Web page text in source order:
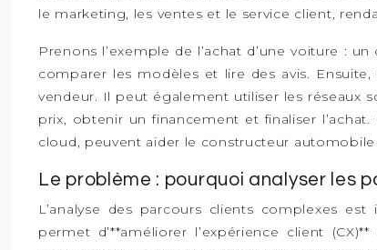
le marketing, les ventes et le service client,
Prenons l’exemple de l’achat d’une voiture :
comparer les modèles et lire des avis.
vendeur. Il peut également utiliser les réseaux
prix, obtenir un financement et finaliser
cloud, peuvent aider le constructeur
Le problème : pourquoi analyser les
L’analyse des parcours clients complexes
permet d’**améliorer l’expérience client